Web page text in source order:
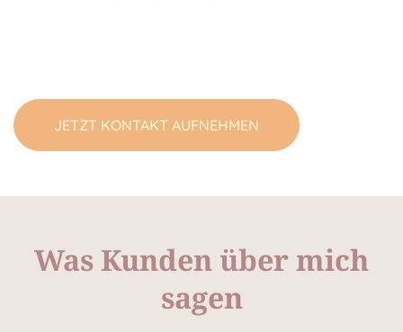
JETZT KONTAKT AUFNEHMEN
Was Kunden über mich
sagen